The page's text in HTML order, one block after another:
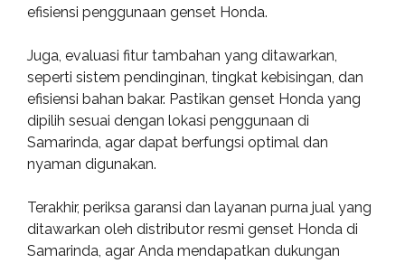
efisiensi penggunaan genset Honda.
Juga, evaluasi fitur tambahan yang ditawarkan,
seperti sistem pendinginan, tingkat kebisingan, dan
efisiensi bahan bakar. Pastikan genset Honda yang
dipilih sesuai dengan lokasi penggunaan di
Samarinda, agar dapat berfungsi optimal dan
nyaman digunakan.
Terakhir, periksa garansi dan layanan purna jual yang
ditawarkan oleh distributor resmi genset Honda di
Samarinda, agar Anda mendapatkan dukungan